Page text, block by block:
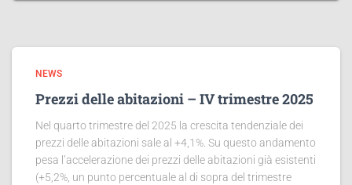
NEWS
Prezzi delle abitazioni – IV trimestre 2025
Nel quarto trimestre del 2025 la crescita tendenziale dei
prezzi delle abitazioni sale al +4,1%. Su questo andamento
pesa l’accelerazione dei prezzi delle abitazioni già esistenti
(+5,2%, un punto percentuale al di sopra del trimestre